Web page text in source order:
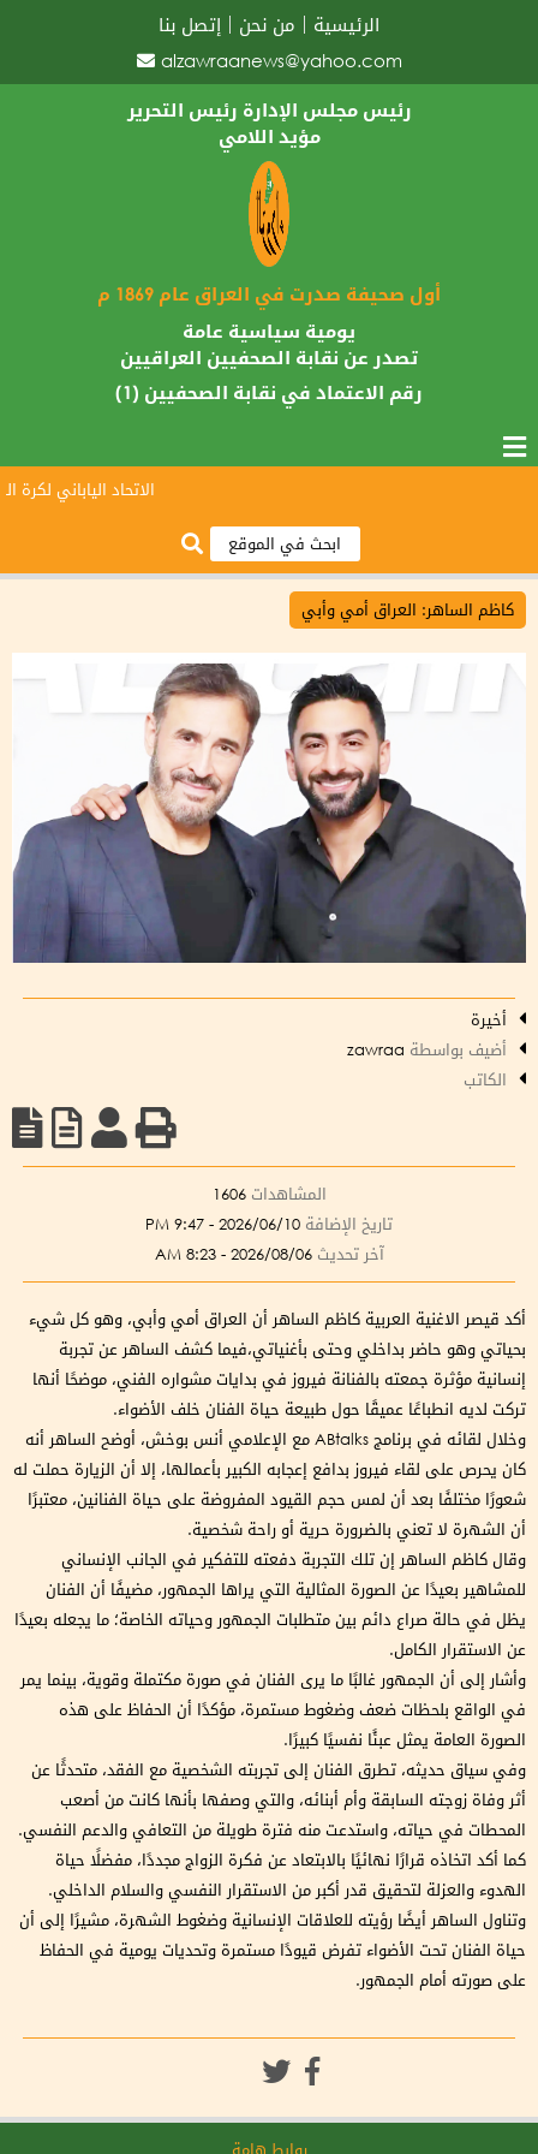
الرئيسية من نحن
إتصل بنا
alzawraanews@yahoo.com
رئيس مجلس الإدارة رئيس التحرير
مؤيد اللامي
أول صحيفة صدرت في العراق عام 1869 م
يومية سياسية عامة
تصدر عن نقابة الصحفيين العراقيين
رقم الاعتماد في نقابة الصحفيين (1)
الاتحاد الياباني لكرة
كاظم الساهر: العراق أمي وأبي
أخيرة
أضيف بواسطة
الكاتب
المشاهدات 1606
تاريخ الإضافة 2026/06/10 - 9:47 PM
آخر تحديث 2026/08/06 - 8:23 AM
أكد قيصر الاغنية العربية كاظم الساهر أن العراق أمي وأبي، وهو كل شيء
بحياتي وهو حاضر بداخلي وحتى بأغنياتي،فيما كشف الساهر عن تجربة
إنسانية مؤثرة جمعته بالفنانة فيروز في بدايات مشواره الفني، موضحًا أنها
تركت لديه انطباعًا عميقًا حول طبيعة حياة الفنان خلف الأضواء.
وخلال لقائه في برنامج ABtalks مع الإعلامي أنس بوخش، أوضح الساهر أنه
كان يحرص على لقاء فيروز بدافع إعجابه الكبير بأعمالها، إلا أن الزيارة حملت له
شعورًا مختلفًا بعد أن لمس حجم القيود المفروضة على حياة الفنانين، معتبرًا
أن الشهرة لا تعني بالضرورة حرية أو راحة شخصية.
وقال كاظم الساهر إن تلك التجربة دفعته للتفكير في الجانب الإنساني
للمشاهير بعيدًا عن الصورة المثالية التي يراها الجمهور، مضيفًا أن الفنان
يظل في حالة صراع دائم بين متطلبات الجمهور وحياته الخاصة؛ ما يجعله بعيدًا
عن الاستقرار الكامل.
وأشار إلى أن الجمهور غالبًا ما يرى الفنان في صورة مكتملة وقوية، بينما يمر
في الواقع بلحظات ضعف وضغوط مستمرة، مؤكدًا أن الحفاظ على هذه
الصورة العامة يمثل عبئًا نفسيًا كبيرًا.
وفي سياق حديثه، تطرق الفنان إلى تجربته الشخصية مع الفقد، متحدثًا عن
أثر وفاة زوجته السابقة وأم أبنائه، والتي وصفها بأنها كانت من أصعب
المحطات في حياته، واستدعت منه فترة طويلة من التعافي والدعم النفسي.
كما أكد اتخاذه قرارًا نهائيًا بالابتعاد عن فكرة الزواج مجددًا، مفضلًا حياة
الهدوء والعزلة لتحقيق قدر أكبر من الاستقرار النفسي والسلام الداخلي.
وتناول الساهر أيضًا رؤيته للعلاقات الإنسانية وضغوط الشهرة، مشيرًا إلى أن
حياة الفنان تحت الأضواء تفرض قيودًا مستمرة وتحديات يومية في الحفاظ
على صورته أمام الجمهور.
روابط هامة